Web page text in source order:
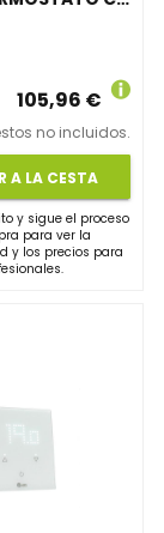
105,96 €
no incluidos.
A LA CESTA
y sigue el proceso
para ver la
y los precios para